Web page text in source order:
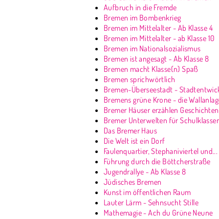
Aufbruch in die Fremde
Bremen im Bombenkrieg
Bremen im Mittelalter - Ab Klasse 4
Bremen im Mittelalter - ab Klasse 10
Bremen im Nationalsozialismus
Bremen ist angesagt - Ab Klasse 8
Bremen macht Klasse(n) Spaß
Bremen sprichwörtlich
Bremen-Überseestadt -
Bremens grüne Krone - die
Bremer Häuser erzählen Geschichten
Bremer Unterwelten für
Das Bremer Haus
Die Welt ist ein Dorf
Faulenquartier, Stephaniviertel und...
Führung durch die Böttcherstraße
Jugendrallye - Ab Klasse 8
Jüdisches Bremen
Kunst im öffentlichen Raum
Lauter Lärm - Sehnsucht Stille
Mathemagie - Ach du Grüne Neune